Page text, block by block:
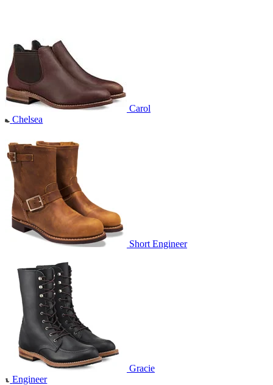
Carol
Chelsea
Short Engineer
Gracie
Engineer